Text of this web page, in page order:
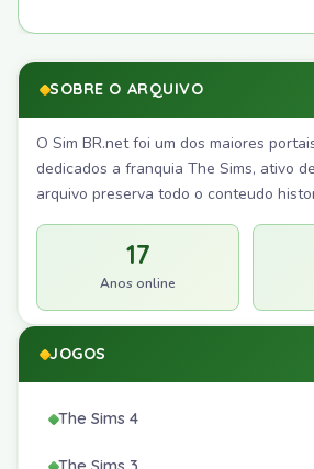
SOBRE O ARQUIVO
O Sim BR.net foi um dos maiores
dedicados a franquia The Sims, ativo
arquivo preserva todo o conteudo
17
Anos online
JOGOS
The Sims 4